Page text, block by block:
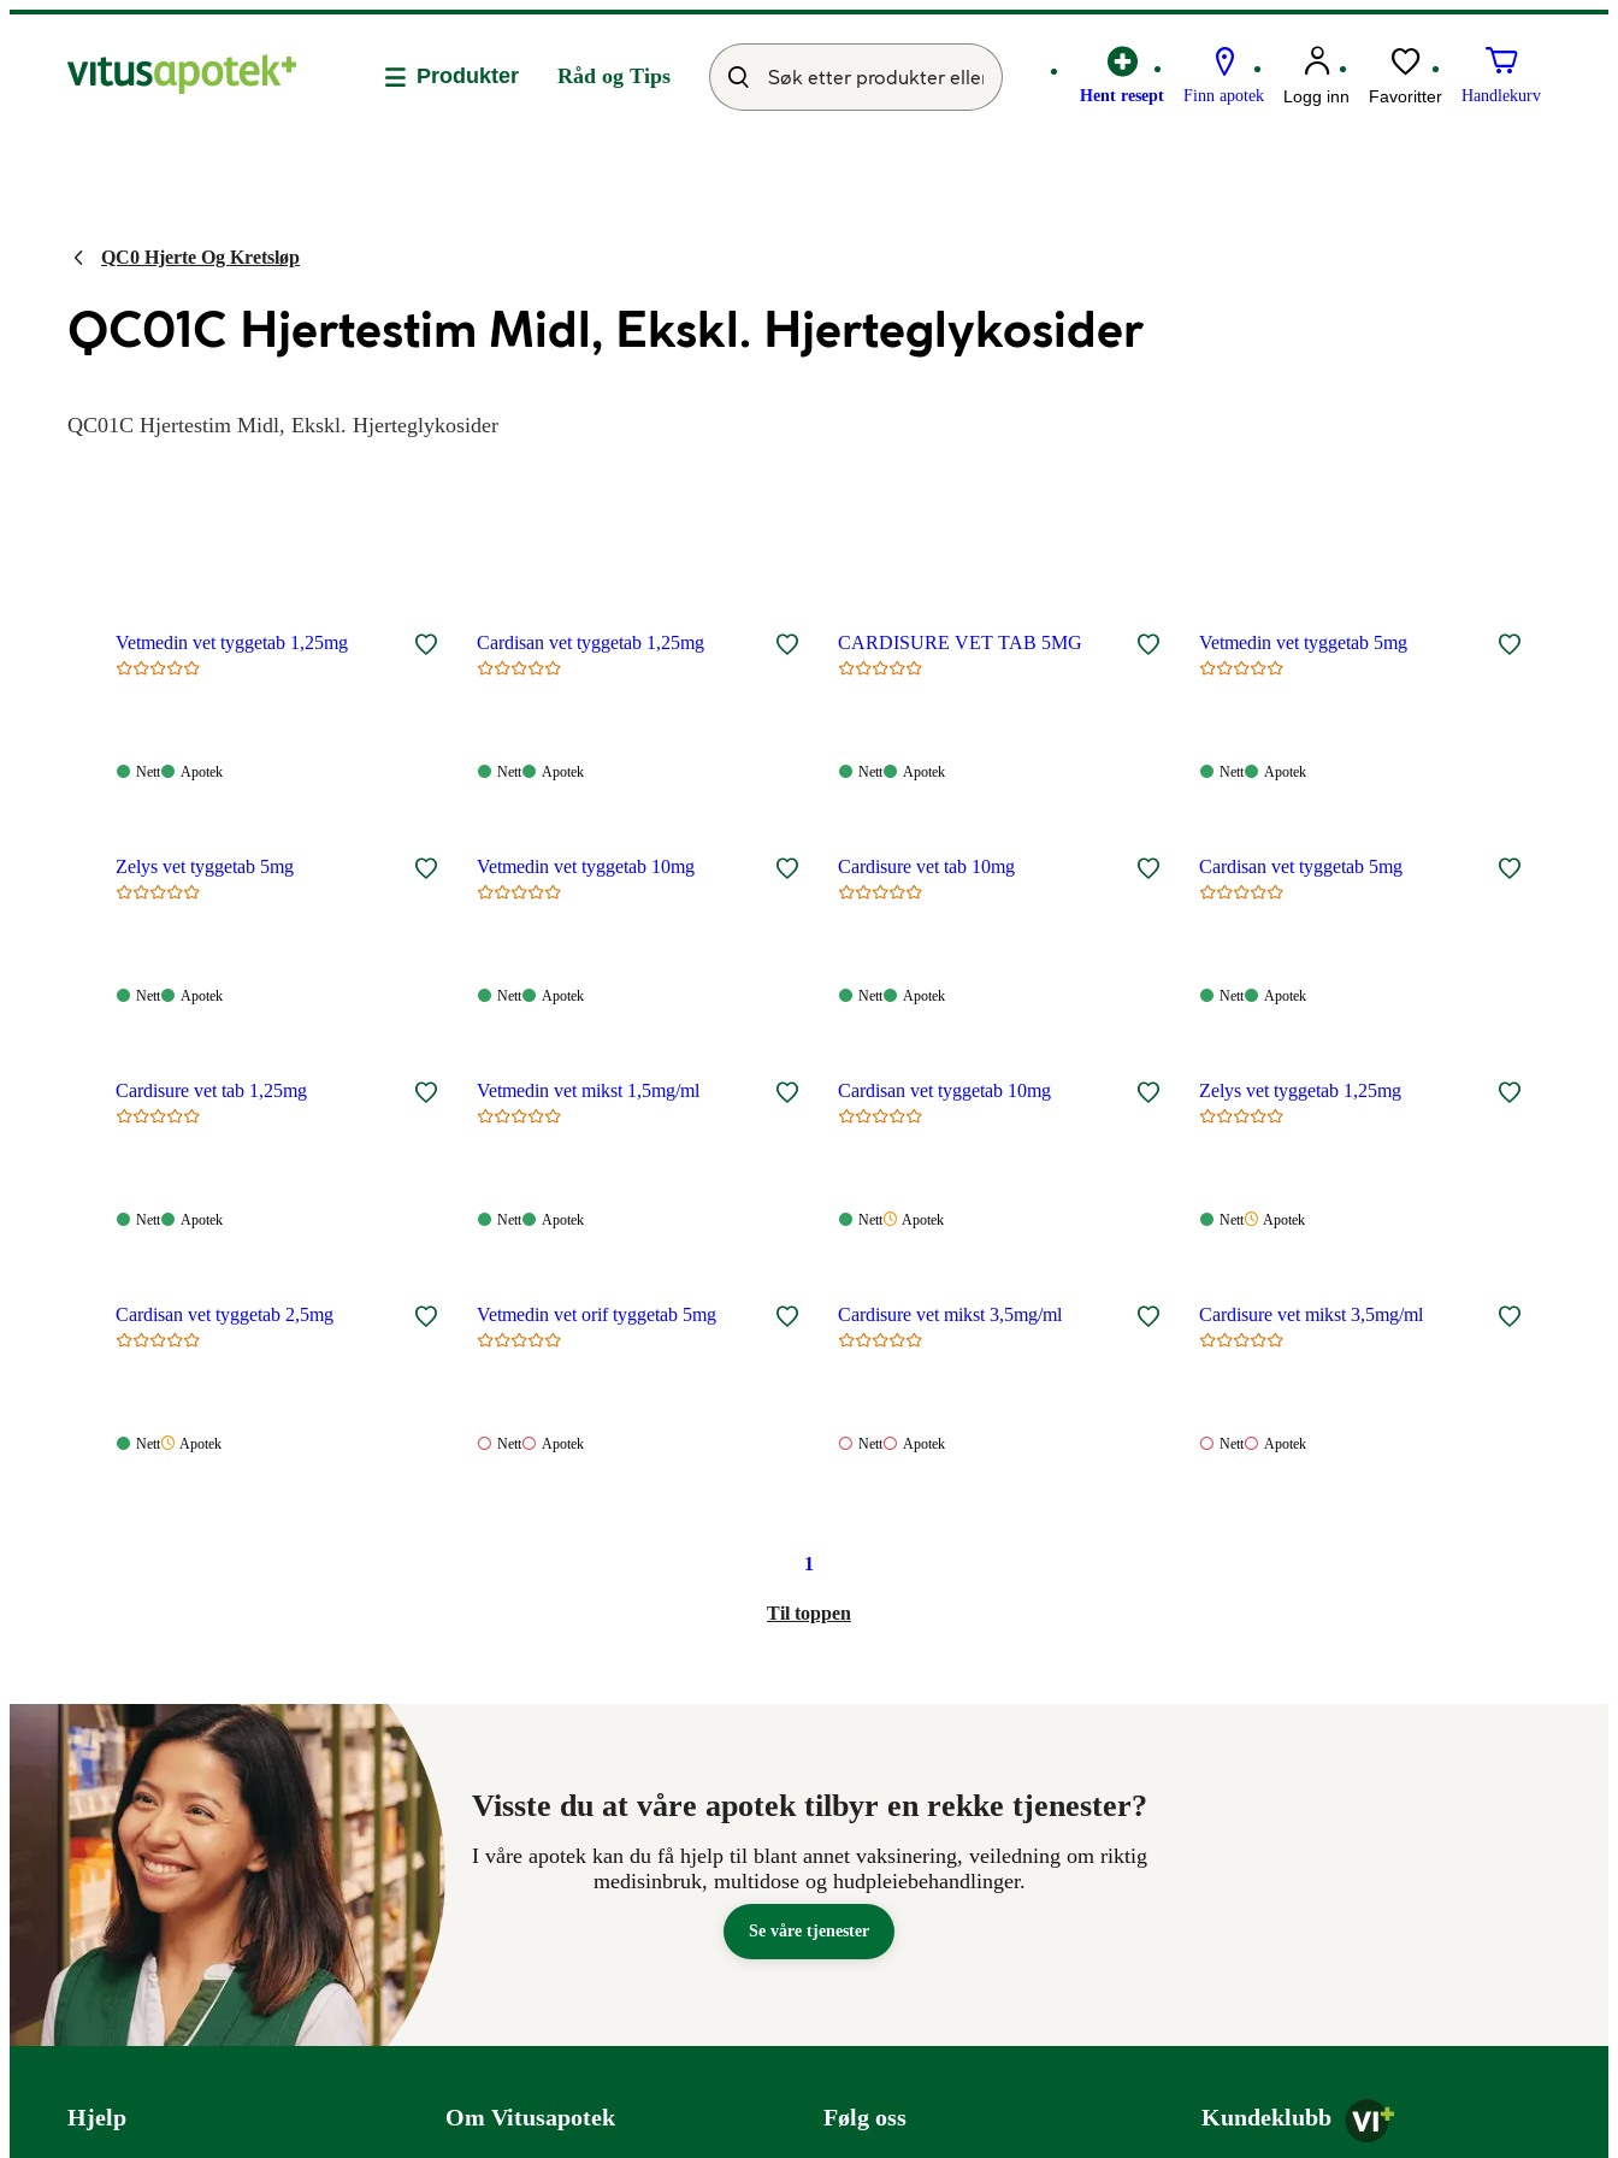
Hent resept Finn apotek Logg inn Favoritter Handlekurv
Produkter Råd og Tips
QC0 Hjerte Og Kretsløp
QC01C Hjertestim Midl, Ekskl. Hjerteglykosider
QC01C Hjertestim Midl, Ekskl. Hjerteglykosider
Vetmedin vet tyggetab 1,25mg
Nett:
Nett
Apotek:
Apotek
Cardisan vet tyggetab 1,25mg
Nett:
Nett
Apotek:
Apotek
CARDISURE VET TAB 5MG
Nett:
Nett
Apotek:
Apotek
Vetmedin vet tyggetab 5mg
Nett:
Nett
Apotek:
Apotek
Zelys vet tyggetab 5mg
Nett:
Nett
Apotek:
Apotek
Vetmedin vet tyggetab 10mg
Nett:
Nett
Apotek:
Apotek
Cardisure vet tab 10mg
Nett:
Nett
Apotek:
Apotek
Cardisan vet tyggetab 5mg
Nett:
Nett
Apotek:
Apotek
Cardisure vet tab 1,25mg
Nett:
Nett
Apotek:
Apotek
Vetmedin vet mikst 1,5mg/ml
Nett:
Nett
Apotek:
Apotek
Cardisan vet tyggetab 10mg
Nett:
Nett
Apotek:
Apotek
Zelys vet tyggetab 1,25mg
Nett:
Nett
Apotek:
Apotek
Cardisan vet tyggetab 2,5mg
Nett:
Nett
Apotek:
Apotek
Vetmedin vet orif tyggetab 5mg
Nett:
Nett
Apotek:
Apotek
Cardisure vet mikst 3,5mg/ml
Nett:
Nett
Apotek:
Apotek
Cardisure vet mikst 3,5mg/ml
Nett:
Nett
Apotek:
Apotek
1
Til toppen
Visste du at våre apotek tilbyr en rekke tjenester?
I våre apotek kan du få hjelp til blant annet vaksinering, veiledning om riktig
medisinbruk, multidose og hudpleiebehandlinger.
Se våre tjenester
Bunntekst
Hjelp Om Vitusapotek Følg oss Kundeklubb